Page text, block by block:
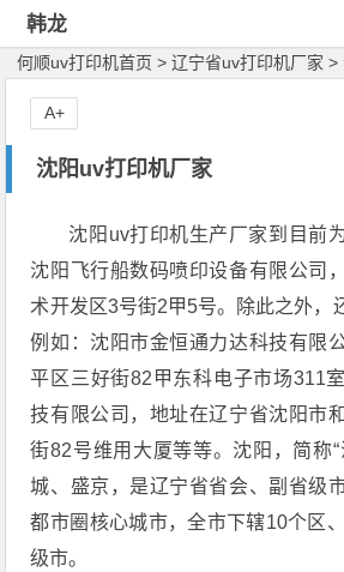
韩龙
何顺uv打印机首页 > 辽宁省uv打印机厂家 >
沈阳uv打印机厂家
A+
沈阳uv打印机生产厂家到目前
沈阳飞行船数码喷印设备有限公司
术开发区3号街2甲5号。除此之外，
例如：沈阳市金恒通力达科技有限
平区三好街82甲东科电子市场311
技有限公司，地址在辽宁省沈阳市
街82号维用大厦等等。沈阳，简称
城、盛京，是辽宁省省会、副省级
都市圈核心城市，全市下辖10个区
级市。